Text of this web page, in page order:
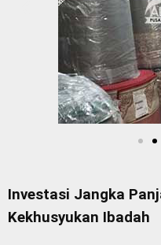
Investasi Jangka
Kekhusyukan Ibadah